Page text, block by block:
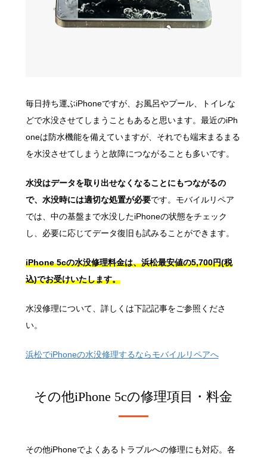
毎日持ち運ぶiPhoneですが、お風呂やプール、トイレな
どで水没させてしまうこともあると思います。最近のiPh
oneは防水機能を備えていますが、それでも端末まるまる
を水没させてしまうと故障につながることも多いです。
水没はデータを取り出せなくなることにもつながるの
で、水没時には適切な処置が必要です。モバイルリペア
では、中の基盤まで水没したiPhoneの状態をチェック
し、必要に応じてデータ復旧も試みることができます。
iPhone 5cの水没修理料金は、浜松最安値の5,700円(税
込)でお受けいたします。
水没修理について、詳しくは下記記事をご参照くださ
い。
浜松でiPhoneの水没修理するならモバイルリペアへ
その他iPhone 5cの修理項目・料金
その他iPhoneでよくあるトラブルへの修理にも対応。各